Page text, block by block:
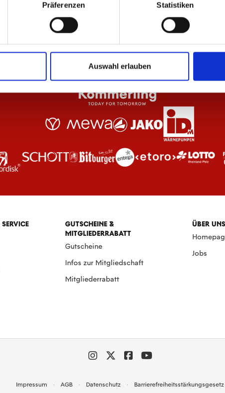
Präferenzen Statistiken
Auswahl erlauben
GUTSCHEINE &
MITGLIEDERRABATT
Gutscheine
Infos zur Mitgliedschaft
Mitgliederrabatt
ÜBER UNS
Jobs
Impressum AGB Datenschutz Barrierefreiheitsstärkungsgesetz